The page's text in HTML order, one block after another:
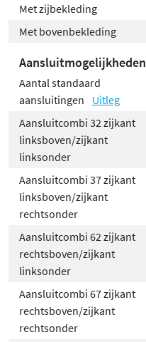
Met zijbekleding
Met bovenbekleding
Aansluitmogelijkheden
Aantal standaard
aansluitingen
Uitleg
Aansluitcombi 32 zijkant
linksboven/zijkant
linksonder
Aansluitcombi 37 zijkant
linksboven/zijkant
rechtsonder
Aansluitcombi 62 zijkant
rechtsboven/zijkant
linksonder
Aansluitcombi 67 zijkant
rechtsboven/zijkant
rechtsonder